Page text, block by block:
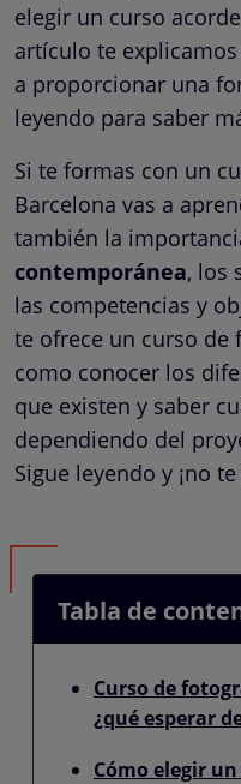
elegir un curso
artículo te
a proporcionar una
leyendo para saber
Si te formas con un
Barcelona vas a
también la
contemporánea, los
las competencias y
te ofrece un curso de
como conocer los
que existen y saber
dependiendo del
Sigue leyendo y ¡no
Tabla de
Curso de
¿qué esperar
Cómo elegir